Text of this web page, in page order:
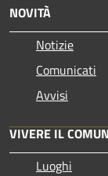
NOVITÀ
Notizie
Comunicati
Avvisi
VIVERE IL
Luoghi